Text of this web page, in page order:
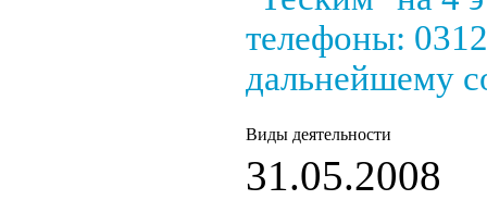
телефоны:
дальнейшему
Виды деятельности
31.05.2008